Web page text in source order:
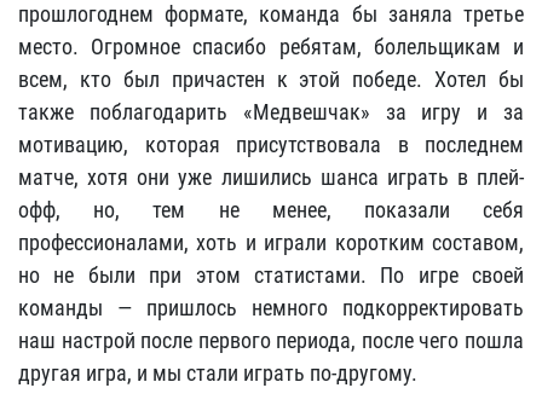
прошлогоднем формате, команда бы заняла третье
место. Огромное спасибо ребятам, болельщикам и
всем, кто был причастен к этой победе. Хотел бы
также поблагодарить «Медвешчак» за игру и за
мотивацию, которая присутствовала в последнем
матче, хотя они уже лишились шанса играть в плей-
офф, но, тем не менее, показали себя
профессионалами, хоть и играли коротким составом,
но не были при этом статистами. По игре своей
команды — пришлось немного подкорректировать
наш настрой после первого периода, после чего пошла
другая игра, и мы стали играть по-другому.